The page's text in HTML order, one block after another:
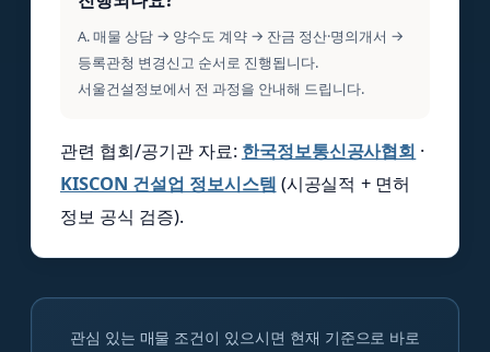
A. 매물 상담 → 양수도 계약 → 잔금 정산·명의개서 →
등록관청 변경신고 순서로 진행됩니다.
서울건설정보에서 전 과정을 안내해 드립니다.
관련 협회/공기관 자료: 한국정보통신공사협회 ·
KISCON 건설업 정보시스템 (시공실적 + 면허
정보 공식 검증).
관심 있는 매물 조건이 있으시면 현재 기준으로 바로